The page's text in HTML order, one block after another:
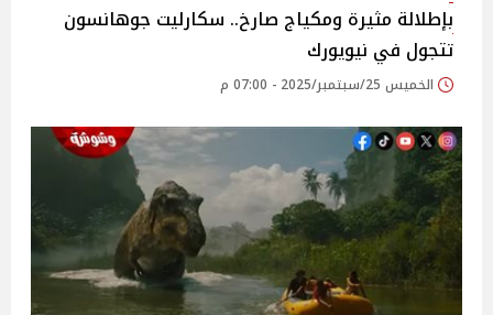
بإطلالة مثيرة ومكياج صارخ.. سكارليت جوهانسون
تتجول في نيويورك
الخميس 25/سبتمبر/2025 - 07:00 م